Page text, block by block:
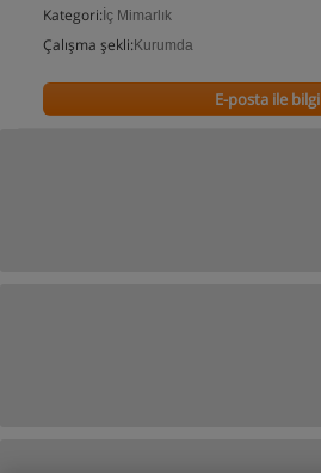
Kategori: İç Mimarlık
Çalışma şekli: Kurumda
E-posta ile bilgi